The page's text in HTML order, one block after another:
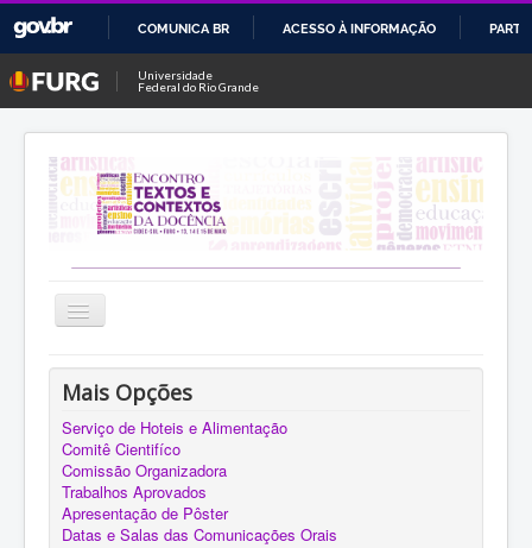
O
CONTEÚDO
COMUNICA BR ACESSO À INFORMAÇÃO
Universidade
Federal do Rio Grande
Alternar
Sobre
Eixos Temáticos
Submissão
Local do Evento
Inscrição
Mais Opções
Serviço de Hoteis e Alimentação
Comitê Cientifíco
Comissão Organizadora
Trabalhos Aprovados
Apresentação de Pôster
Datas e Salas das Comunicações Orais